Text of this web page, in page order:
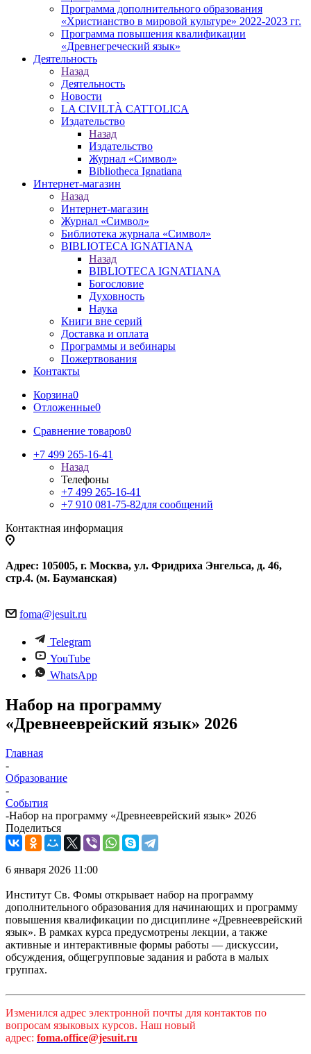
Программа дополнительного образования
«Христианство в мировой культуре» 2022-2023 гг.
Программа повышения квалификации
«Древнегреческий язык»
Деятельность
Назад
Деятельность
Новости
LA CIVILTÀ CATTOLICA
Издательство
Назад
Издательство
Журнал «Символ»
Bibliotheca Ignatiana
Интернет-магазин
Назад
Интернет-магазин
Журнал «Символ»
Библиотека журнала «Символ»
BIBLIOTECA IGNATIANA
Назад
BIBLIOTECA IGNATIANA
Богословие
Духовность
Наука
Книги вне серий
Доставка и оплата
Программы и вебинары
Пожертвования
Контакты
Корзина0
Отложенные0
Сравнение товаров0
+7 499 265-16-41
Назад
Телефоны
+7 499 265-16-41
+7 910 081-75-82для сообщений
Контактная информация
Адрес: 105005, г. Москва, ул. Фридриха Энгельса, д. 46,
стр.4. (м. Бауманская)
foma@jesuit.ru
Telegram
YouTube
WhatsApp
Набор на программу
«Древнееврейский язык» 2026
Главная
-
Образование
-
События
-Набор на программу «Древнееврейский язык» 2026
Поделиться
6 января 2026 11:00
Институт Св. Фомы открывает набор на программу
дополнительного образования для начинающих и программу
повышения квалификации по дисциплине «Древнееврейский
язык». В рамках курса предусмотрены лекции, а также
активные и интерактивные формы работы — дискуссии,
обсуждения, общегрупповые задания и работа в малых
группах.
Изменился адрес электронной почты для контактов по
вопросам языковых курсов. Наш новый
адрес: foma.office@jesuit.ru